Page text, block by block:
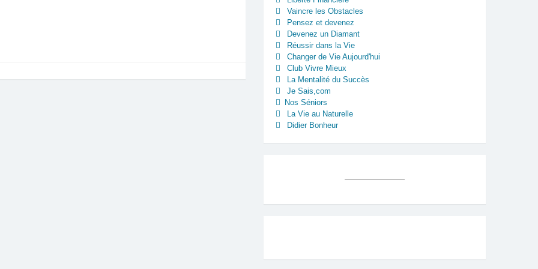
Vaincre les Obstacles
Pensez et devenez
Devenez un Diamant
Réussir dans la Vie
Changer de Vie Aujourd'hui
Club Vivre Mieux
La Mentalité du Succès
Je Sais,com
Nos Séniors
La Vie au Naturelle
Didier Bonheur